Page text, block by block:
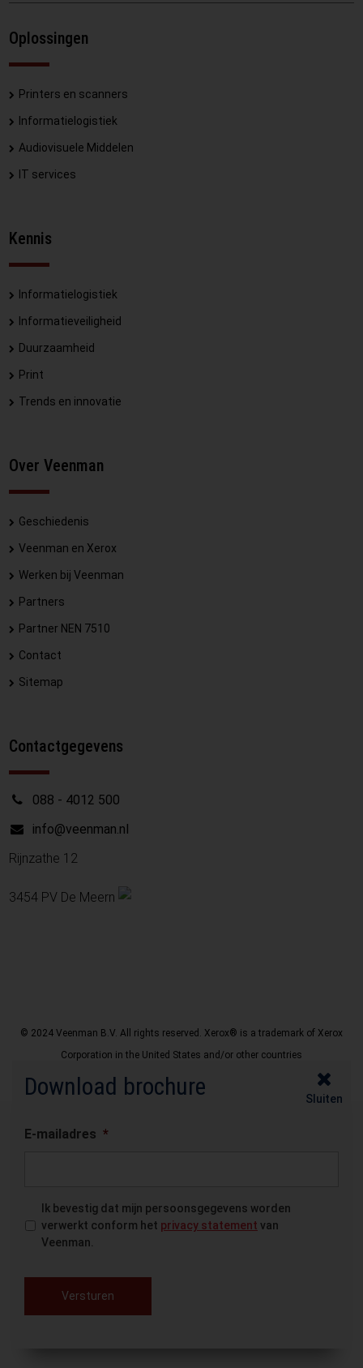
Oplossingen
Printers en scanners
Informatielogistiek
Audiovisuele Middelen
IT services
Kennis
Informatielogistiek
Informatieveiligheid
Duurzaamheid
Print
Trends en innovatie
Over Veenman
Geschiedenis
Veenman en Xerox
Werken bij Veenman
Partners
Partner NEN 7510
Contact
Sitemap
Contactgegevens
088 - 4012 500
info@veenman.nl
Rijnzathe 12
3454 PV De Meern
© 2024 Veenman B.V. All rights reserved. Xerox® is a trademark of Xerox
Corporation in the United States and/or other countries
Disclaimer Privacy Policy
Download brochure Sluiten
E-mailadres *
Ik bevestig dat mijn persoonsgegevens worden
verwerkt conform het privacy statement van
Veenman.
Versturen